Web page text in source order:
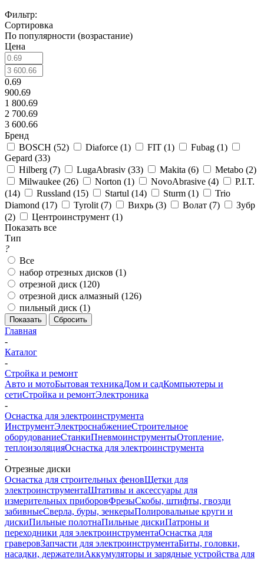
Фильтр:
Сортировка
По популярности (возрастание)
Цена
0.69
900.69
1 800.69
2 700.69
3 600.66
Бренд
BOSCH (52) Diaforce (1) FIT (1) Fubag (1)
Gepard (33)
Hilberg (7) LugaAbrasiv (33) Makita (6) Metabo (2)
Milwaukee (26) Norton (1) NovoAbrasive (4)
P.I.T.
(14) Russland (15) Startul (14) Sturm (1)
Trio
Diamond (17) Tyrolit (7) Вихрь (3) Волат (7)
Зубр
(2) Центроинструмент (1)
Показать все
Тип
?
Все
набор отрезных дисков (1)
отрезной диск (120)
отрезной диск алмазный (126)
пильный диск (1)
Показать Сбросить
Главная
-
Каталог
-
Стройка и ремонт
Авто и мотоБытовая техникаДом и садКомпьютеры и
сетиСтройка и ремонтЭлектроника
-
Оснастка для электроинструмента
ИнструментЭлектроснабжениеСтроительное
оборудованиеСтанкиПневмоинструментыОтопление,
теплоизоляцияОснастка для электроинструмента
-
Отрезные диски
Оснастка для строительных феновЩетки для
электроинструментаШтативы и аксессуары для
измерительных приборовФрезыСкобы, штифты, гвозди
забивныеСверла, буры, зенкерыПолировальные круги и
дискиПильные полотнаПильные дискиПатроны и
переходники для электроинструментаОснастка для
граверовЗапчасти для электроинструментаБиты, головки,
насадки, держателиАккумуляторы и зарядные устройства для